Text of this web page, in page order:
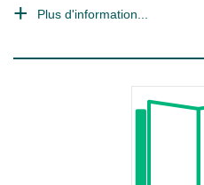
Plus d'information...